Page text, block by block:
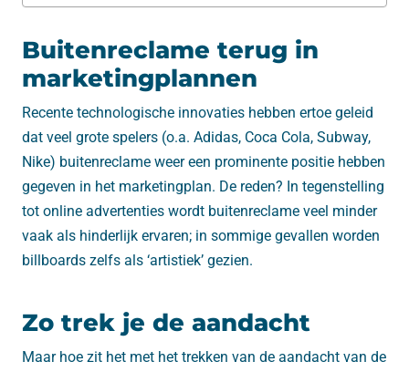
Buitenreclame terug in
marketingplannen
Recente technologische innovaties hebben ertoe geleid
dat veel grote spelers (o.a. Adidas, Coca Cola, Subway,
Nike) buitenreclame weer een prominente positie hebben
gegeven in het marketingplan. De reden? In tegenstelling
tot online advertenties wordt buitenreclame veel minder
vaak als hinderlijk ervaren; in sommige gevallen worden
billboards zelfs als ‘artistiek’ gezien.
Zo trek je de aandacht
Maar hoe zit het met het trekken van de aandacht van de